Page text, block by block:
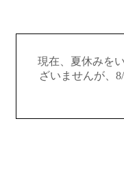
現在、夏休みを
ざいませんが、